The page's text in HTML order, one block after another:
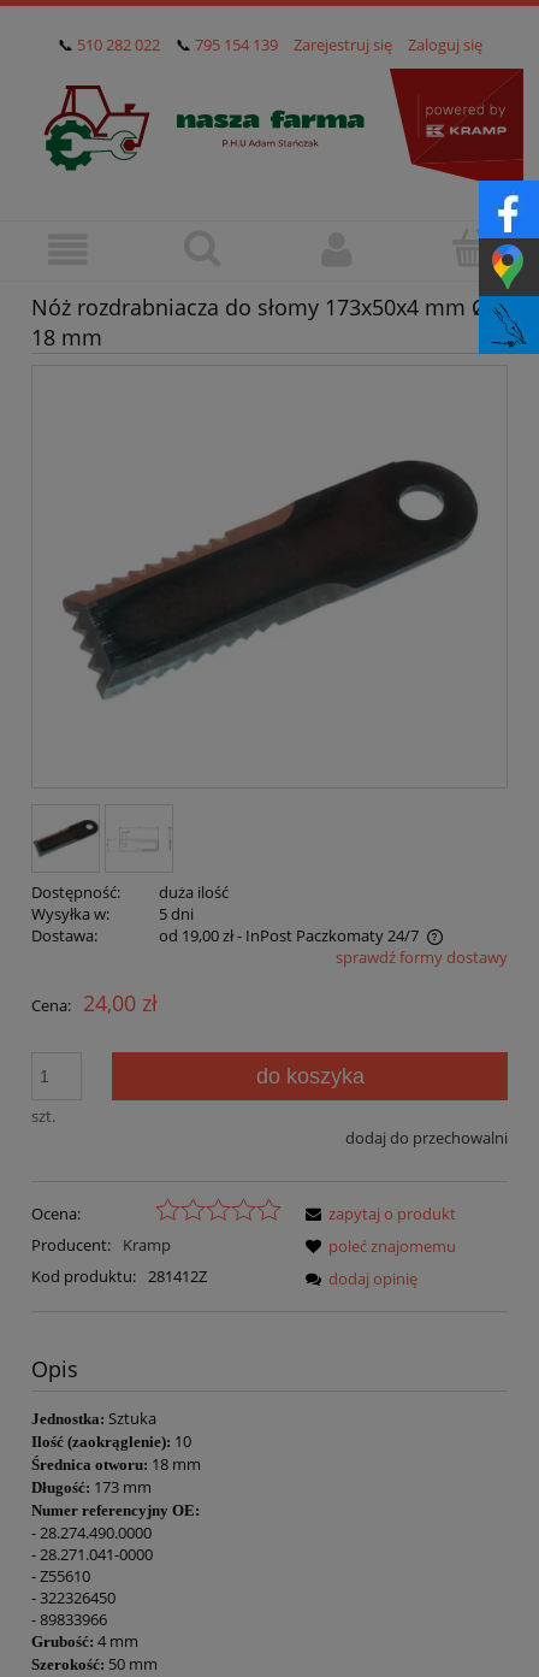
📞 510 282 022 📞 795 154 139 Zarejestruj się Zaloguj się
Nóż rozdrabniacza do słomy 173x50x4 mm Ø
18 mm
Dostępność:
duża ilość
Wysyłka w:
5 dni
Dostawa:
od 19,00 zł- InPost Paczkomaty 24/7
Cena nie zawiera ewentualnych kosztów płatnościsprawdź formy dostawy
Cena: 24,00 zł
szt.
do koszyka
dodaj do przechowalni
Ocena:
Producent:
Kramp
Kod produktu: 281412Z
zapytaj o produkt
poleć znajomemu
dodaj opinię
Opis
Jednostka: Sztuka
Ilość (zaokrąglenie): 10
Średnica otworu: 18 mm
Długość: 173 mm
Numer referencyjny OE:
- 28.274.490.0000
- 28.271.041-0000
- Z55610
- 322326450
- 89833966
Grubość: 4 mm
Szerokość: 50 mm